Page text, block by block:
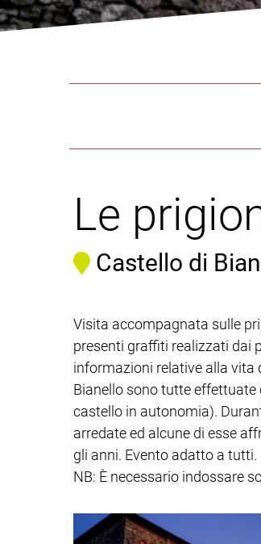
Le
Castello di
Visita accompagnata sulle
presenti graffiti realizzati dai
informazioni relative alla vita
Bianello sono tutte
castello in autonomia).
arredate ed alcune di esse
gli anni. Evento adatto a tutti.
NB: È necessario indossare